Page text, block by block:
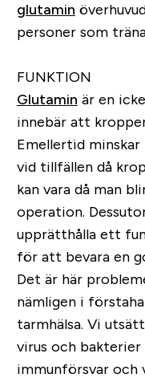
glutamin
personer som
FUNKTION
Glutamin är en
innebär att
Emellertid minskar
vid tillfällen då
kan vara då man
operation.
upprätthålla ett
för att bevara en
Det är här
nämligen i
tarmhälsa. Vi
virus och bakterier
immunförsvar och